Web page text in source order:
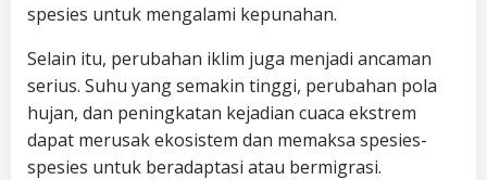
spesies untuk mengalami kepunahan.
Selain itu, perubahan iklim juga menjadi ancaman
serius. Suhu yang semakin tinggi, perubahan pola
hujan, dan peningkatan kejadian cuaca ekstrem
dapat merusak ekosistem dan memaksa spesies-
spesies untuk beradaptasi atau bermigrasi.